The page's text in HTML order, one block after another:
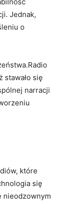
Jednak,
o
stawało się
narracji
które
się
nieodzownym